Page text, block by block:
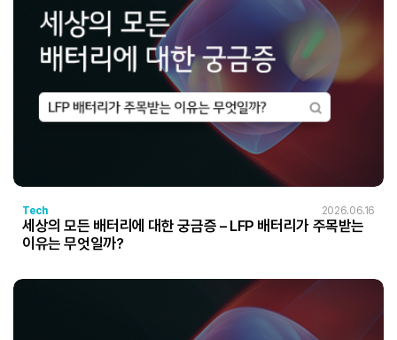
Tech 2026.06.16
세상의 모든 배터리에 대한 궁금증 – LFP 배터리가 주목받는
이유는 무엇일까?